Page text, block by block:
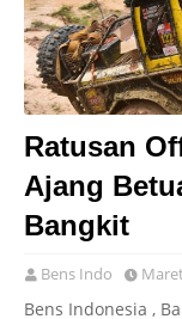
Ratusan
Ajang
Bangkit
Bens Indo
Bens Indonesia ,